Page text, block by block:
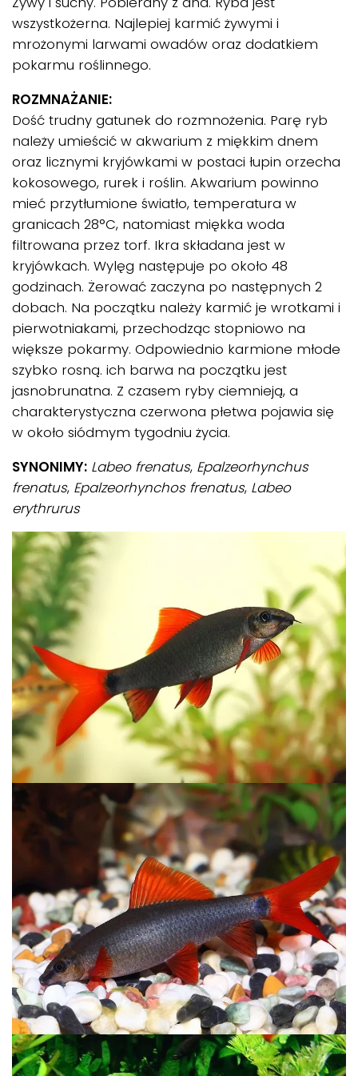
wszystkożerna. Najlepiej karmić żywymi i
mrożonymi larwami owadów oraz dodatkiem
pokarmu roślinnego.
ROZMNAŻANIE:
Dość trudny gatunek do rozmnożenia. Parę ryb
należy umieścić w akwarium z miękkim dnem
oraz licznymi kryjówkami w postaci łupin orzecha
kokosowego, rurek i roślin. Akwarium powinno
mieć przytłumione światło, temperatura w
granicach 28°C, natomiast miękka woda
filtrowana przez torf. Ikra składana jest w
kryjówkach. Wylęg następuje po około 48
godzinach. Żerować zaczyna po następnych 2
dobach. Na początku należy karmić je wrotkami i
pierwotniakami, przechodząc stopniowo na
większe pokarmy. Odpowiednio karmione młode
szybko rosną. ich barwa na początku jest
jasnobrunatna. Z czasem ryby ciemnieją, a
charakterystyczna czerwona płetwa pojawia się
w około siódmym tygodniu życia.
SYNONIMY: Labeo frenatus, Epalzeorhynchus
frenatus, Epalzeorhynchos frenatus, Labeo
erythrurus